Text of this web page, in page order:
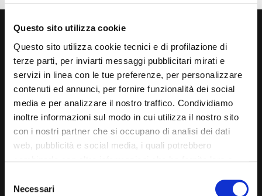
Questo sito utilizza cookie
Questo sito utilizza cookie tecnici e di profilazione di
terze parti, per inviarti messaggi pubblicitari mirati e
servizi in linea con le tue preferenze, per personalizzare
contenuti ed annunci, per fornire funzionalità dei social
media e per analizzare il nostro traffico. Condividiamo
inoltre informazioni sul modo in cui utilizza il nostro sito
con i nostri partner che si occupano di analisi dei dati
web, pubblicità e social media, i quali potrebbero
mera chiusura del banner non comporta l’accettazione
Selection
Necessari
Via Giuditta Pasta 2, Como (CO) 22100
(+39) 031 431 3066
info@carspecialist.eu
Sabato: 09:00 - 12:30